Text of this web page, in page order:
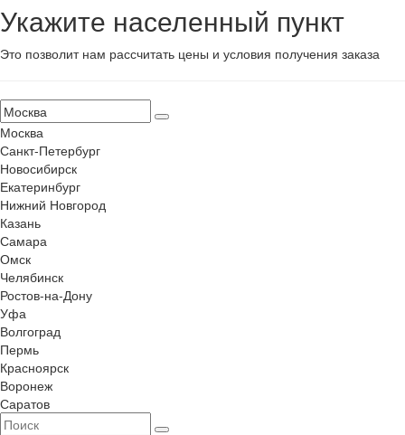
Укажите населенный пункт
Это позволит нам рассчитать цены и условия получения заказа
Москва
Санкт-Петербург
Новосибирск
Екатеринбург
Нижний Новгород
Казань
Самара
Омск
Челябинск
Ростов-на-Дону
Уфа
Волгоград
Пермь
Красноярск
Воронеж
Саратов